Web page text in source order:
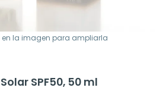
en la imagen para ampliarla
SPF50, 50 ml